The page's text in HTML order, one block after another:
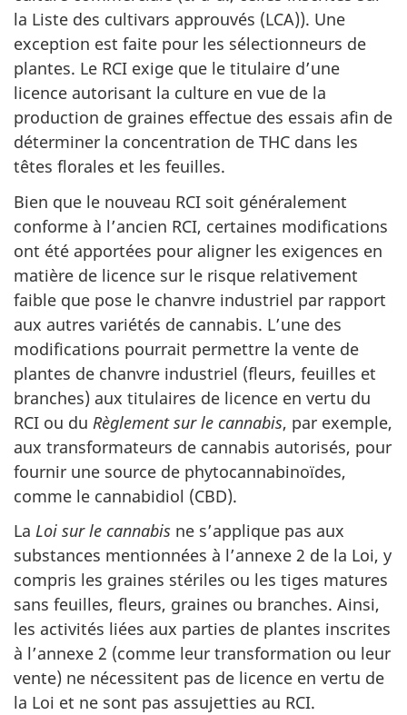
la Liste des cultivars approuvés (LCA)). Une
exception est faite pour les sélectionneurs de
plantes. Le RCI exige que le titulaire d’une
licence autorisant la culture en vue de la
production de graines effectue des essais afin de
déterminer la concentration de THC dans les
têtes florales et les feuilles.
Bien que le nouveau RCI soit généralement
conforme à l’ancien RCI, certaines modifications
ont été apportées pour aligner les exigences en
matière de licence sur le risque relativement
faible que pose le chanvre industriel par rapport
aux autres variétés de cannabis. L’une des
modifications pourrait permettre la vente de
plantes de chanvre industriel (fleurs, feuilles et
branches) aux titulaires de licence en vertu du
RCI ou du Règlement sur le cannabis, par exemple,
aux transformateurs de cannabis autorisés, pour
fournir une source de phytocannabinoïdes,
comme le cannabidiol (CBD).
La Loi sur le cannabis ne s’applique pas aux
substances mentionnées à l’annexe 2 de la Loi, y
compris les graines stériles ou les tiges matures
sans feuilles, fleurs, graines ou branches. Ainsi,
les activités liées aux parties de plantes inscrites
à l’annexe 2 (comme leur transformation ou leur
vente) ne nécessitent pas de licence en vertu de
la Loi et ne sont pas assujetties au RCI.